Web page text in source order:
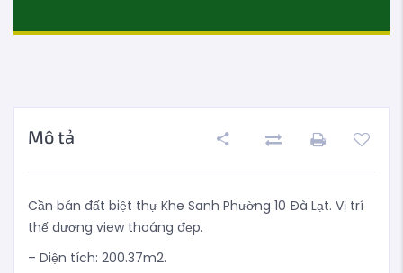
Mô tả
Cần bán đất biệt thự Khe Sanh Phường 10 Đà Lạt. Vị trí
thế dương view thoáng đẹp.
– Diện tích: 200.37m2.